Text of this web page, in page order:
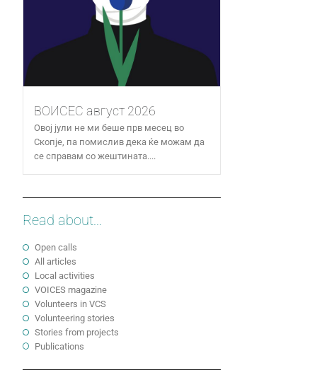
ВОИСЕС август 2026
Овој јули не ми беше прв месец во
Скопје, па помислив дека ќе можам да
се справам со жештината....
Read about...
Open calls
All articles
Local activities
VOICES magazine
Volunteers in VCS
Volunteering stories
Stories from projects
Publications